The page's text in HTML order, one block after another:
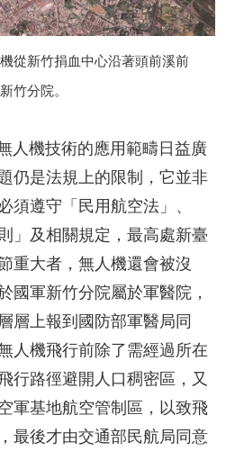
從新竹捐血中心沿著頭前溪前
竹分院。
機技術的應用範疇日益廣
仍是法規上的限制，它並非
須遵守「民用航空法」、
」及相關規定，最高處新臺
重大者，無人機還會被沒
國軍新竹分院屬於軍醫院，
層上報到國防部軍醫局同
人機飛行前除了需經過所在
行路徑避開人口稠密區，又
軍基地航空管制區，以致飛
最後才由交通部民航局同意